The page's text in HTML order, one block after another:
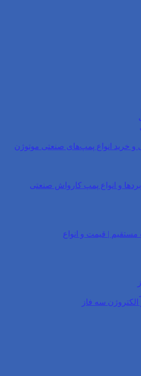
و خرید انواع پمپ‌های صنعتی موتوژن
و انواع پمپ کارواش صنعتی
| قیمت و انواع
سه فاز